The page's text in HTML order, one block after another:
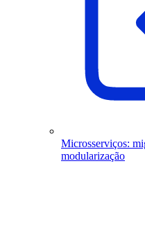
Microsserviços:
modularização